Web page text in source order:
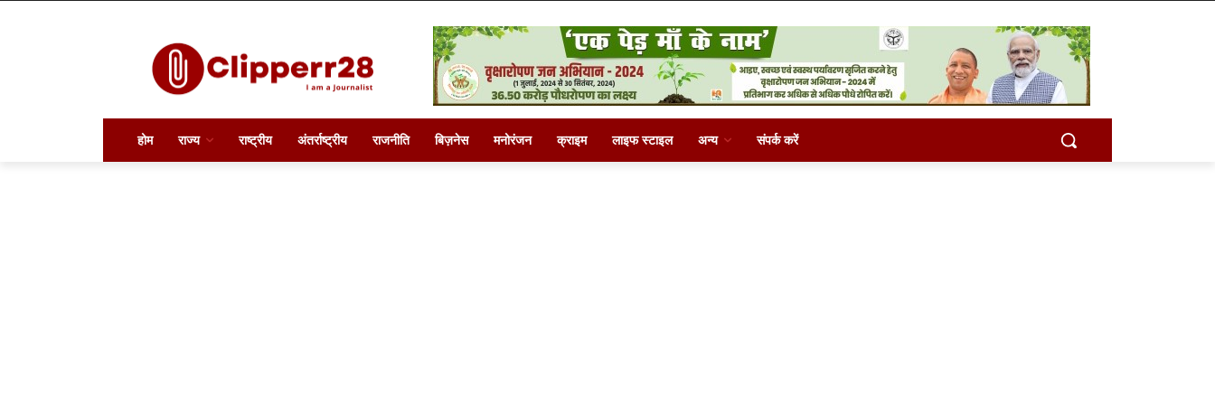
होम राज्य राष्ट्रीय अंतर्राष्ट्रीय राजनीति बिज़नेस मनोरंजन क्राइम लाइफ स्टाइल अन्य संपर्क करें